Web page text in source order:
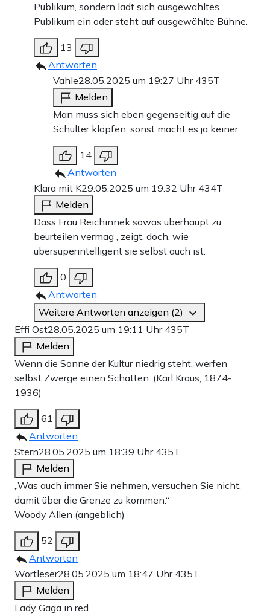
Publikum, sondern lädt sich ausgewähltes
Publikum ein oder steht auf ausgewählte Bühne.
13
Antworten
Vahle28.05.2025 um 19:27 Uhr 435T
Melden
Man muss sich eben gegenseitig auf die
Schulter klopfen, sonst macht es ja keiner.
14
Antworten
Klara mit K29.05.2025 um 19:32 Uhr 434T
Melden
Dass Frau Reichinnek sowas überhaupt zu
beurteilen vermag , zeigt, doch, wie
übersuperintelligent sie selbst auch ist.
0
Antworten
Weitere Antworten anzeigen (2)
Effi Ost28.05.2025 um 19:11 Uhr 435T
Melden
Wenn die Sonne der Kultur niedrig steht, werfen
selbst Zwerge einen Schatten. (Karl Kraus, 1874-
1936)
61
Antworten
Stern28.05.2025 um 18:39 Uhr 435T
Melden
„Was auch immer Sie nehmen, versuchen Sie nicht,
damit über die Grenze zu kommen.“
Woody Allen (angeblich)
52
Antworten
Wortleser28.05.2025 um 18:47 Uhr 435T
Melden
Lady Gaga in red.